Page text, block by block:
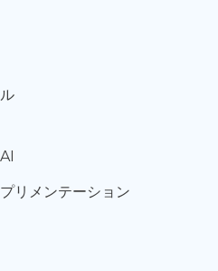
AI
リメンテーション